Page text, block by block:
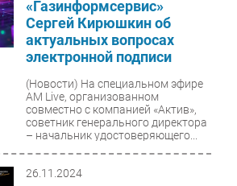
«Газинформсервис»
Сергей Кирюшкин об
актуальных вопросах
электронной подписи
(Новости) На специальном эфире
AM Live, организованном
совместно с компанией «Актив»,
советник генерального директора
– начальник удостоверяющего...
26.11.2024